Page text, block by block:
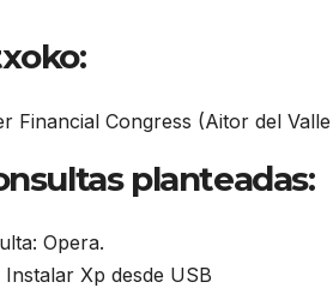
Financial Congress (Aitor del
planteadas:
Opera.
Instalar Xp desde USB